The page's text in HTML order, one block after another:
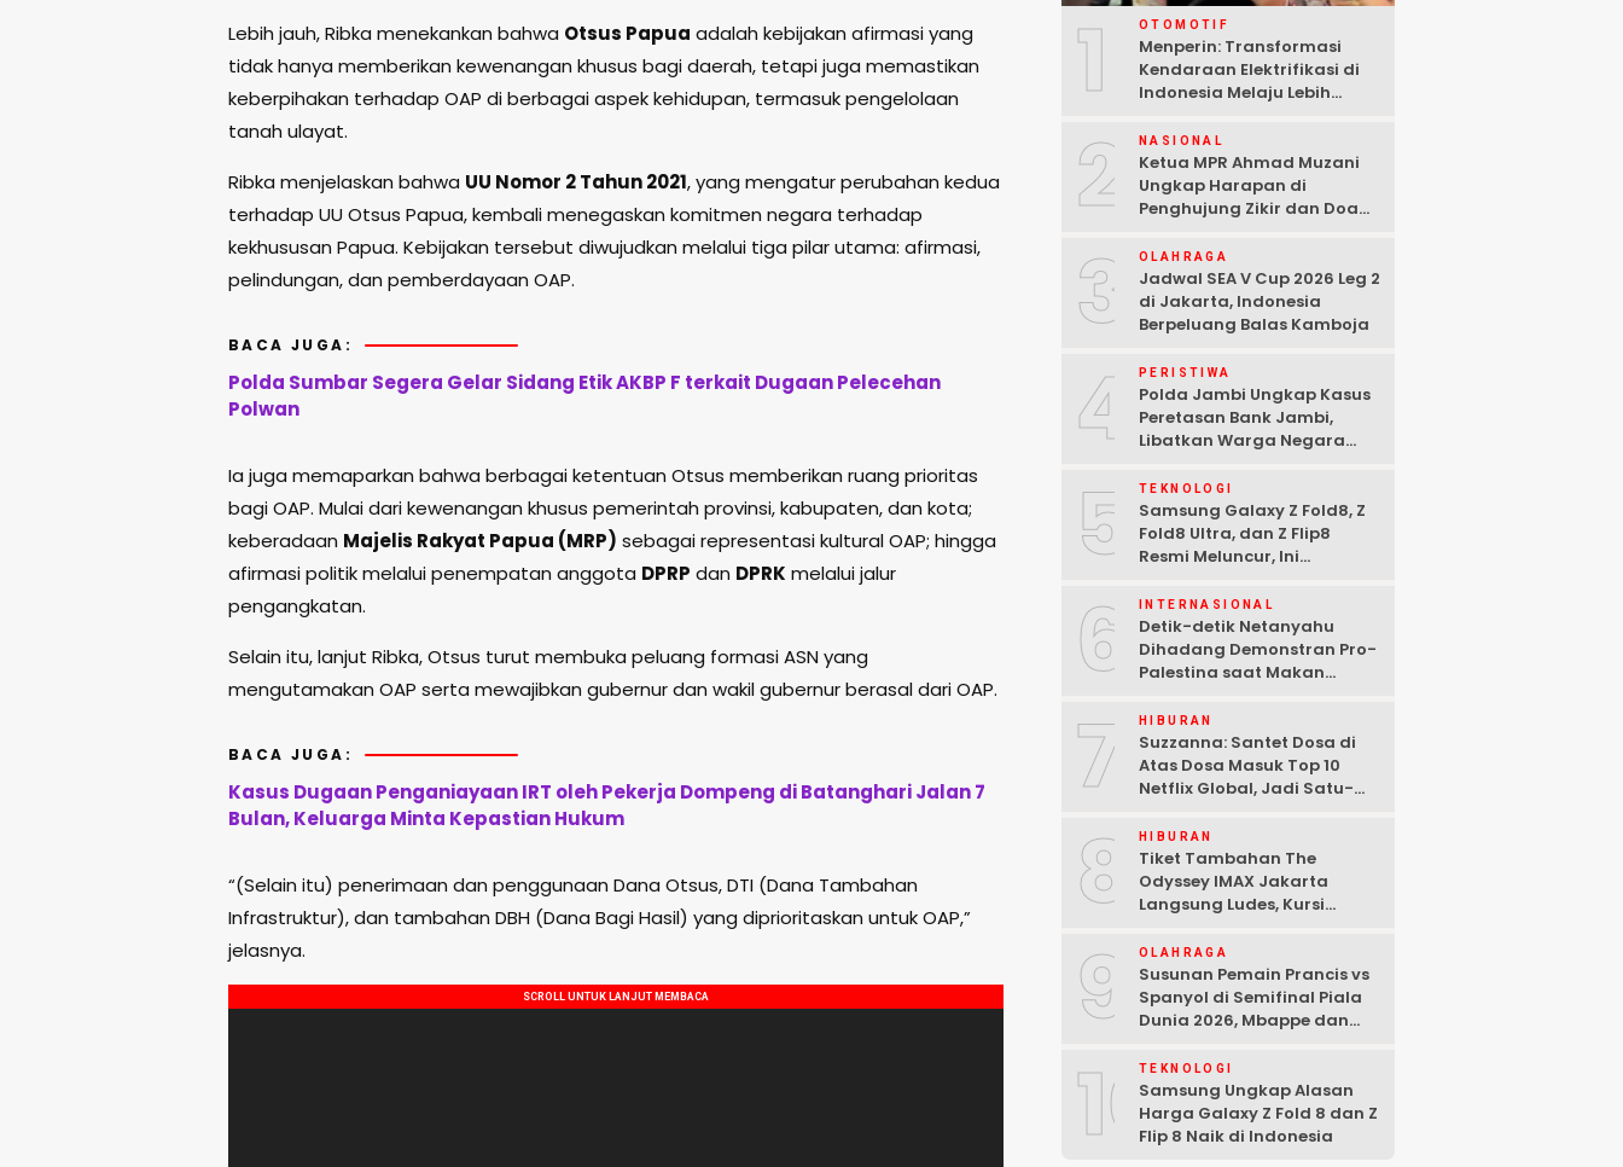
Lebih jauh, Ribka menekankan bahwa Otsus Papua adalah kebijakan afirmasi yang
tidak hanya memberikan kewenangan khusus bagi daerah, tetapi juga memastikan
keberpihakan terhadap OAP di berbagai aspek kehidupan, termasuk pengelolaan
tanah ulayat.
Ribka menjelaskan bahwa UU Nomor 2 Tahun 2021, yang mengatur perubahan kedua
terhadap UU Otsus Papua, kembali menegaskan komitmen negara terhadap
kekhususan Papua. Kebijakan tersebut diwujudkan melalui tiga pilar utama: afirmasi,
pelindungan, dan pemberdayaan OAP.
BACA JUGA:
Polda Sumbar Segera Gelar Sidang Etik AKBP F terkait Dugaan Pelecehan
Polwan
Ia juga memaparkan bahwa berbagai ketentuan Otsus memberikan ruang prioritas
bagi OAP. Mulai dari kewenangan khusus pemerintah provinsi, kabupaten, dan kota;
keberadaan Majelis Rakyat Papua (MRP) sebagai representasi kultural OAP; hingga
afirmasi politik melalui penempatan anggota DPRP dan DPRK melalui jalur
pengangkatan.
Selain itu, lanjut Ribka, Otsus turut membuka peluang formasi ASN yang
mengutamakan OAP serta mewajibkan gubernur dan wakil gubernur berasal dari OAP.
BACA JUGA:
Kasus Dugaan Penganiayaan IRT oleh Pekerja Dompeng di Batanghari Jalan 7
Bulan, Keluarga Minta Kepastian Hukum
“(Selain itu) penerimaan dan penggunaan Dana Otsus, DTI (Dana Tambahan
Infrastruktur), dan tambahan DBH (Dana Bagi Hasil) yang diprioritaskan untuk OAP,”
jelasnya.
1 OTOMOTIF
Menperin: Transformasi
Kendaraan Elektrifikasi di
Indonesia Melaju Lebih
2 NASIONAL
Ketua MPR Ahmad Muzani
Ungkap Harapan di
Penghujung Zikir dan Doa
3 OLAHRAGA
Jadwal SEA V Cup 2026 Leg 2
di Jakarta, Indonesia
Berpeluang Balas Kamboja
4 PERISTIWA
Polda Jambi Ungkap Kasus
Peretasan Bank Jambi,
Libatkan Warga Negara
Tersangka Ditangkap
5 TEKNOLOGI
Samsung Galaxy Z Fold8, Z
Fold8 Ultra, dan Z Flip8
Resmi Meluncur, Ini
6 INTERNASIONAL
Detik-detik Netanyahu
Dihadang Demonstran Pro-
Palestina saat Makan
7 HIBURAN
Suzzanna: Santet Dosa di
Atas Dosa Masuk Top 10
Netflix Global, Jadi Satu-
8 HIBURAN
Tiket Tambahan The
Odyssey IMAX Jakarta
Langsung Ludes, Kursi
9 OLAHRAGA
Susunan Pemain Prancis vs
Spanyol di Semifinal Piala
Dunia 2026, Mbappe dan
10TEKNOLOGI
Samsung Ungkap Alasan
Harga Galaxy Z Fold 8 dan Z
Flip 8 Naik di Indonesia